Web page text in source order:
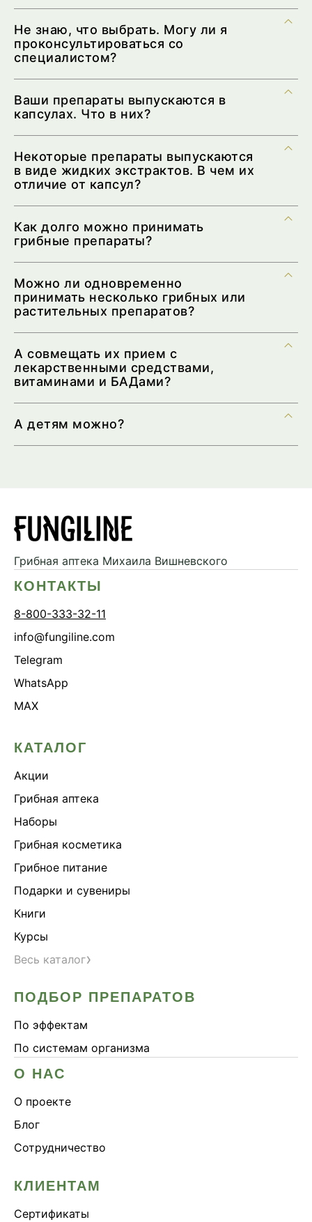
Не знаю, что выбрать. Могу ли я
проконсультироваться со
специалистом?
Ваши препараты выпускаются в
капсулах. Что в них?
Некоторые препараты выпускаются
в виде жидких экстрактов. В чем их
отличие от капсул?
Как долго можно принимать
грибные препараты?
Можно ли одновременно
принимать несколько грибных или
растительных препаратов?
А совмещать их прием с
лекарственными средствами,
витаминами и БАДами?
А детям можно?
Грибная аптека Михаила Вишневского
КОНТАКТЫ
8-800-333-32-11
info@fungiline.com
Telegram
WhatsApp
MAX
КАТАЛОГ
Акции
Грибная аптека
Наборы
Грибная косметика
Грибное питание
Подарки и сувениры
Книги
Курсы
Весь каталог›
ПОДБОР ПРЕПАРАТОВ
По эффектам
По системам организма
О НАС
О проекте
Блог
Сотрудничество
КЛИЕНТАМ
Сертификаты